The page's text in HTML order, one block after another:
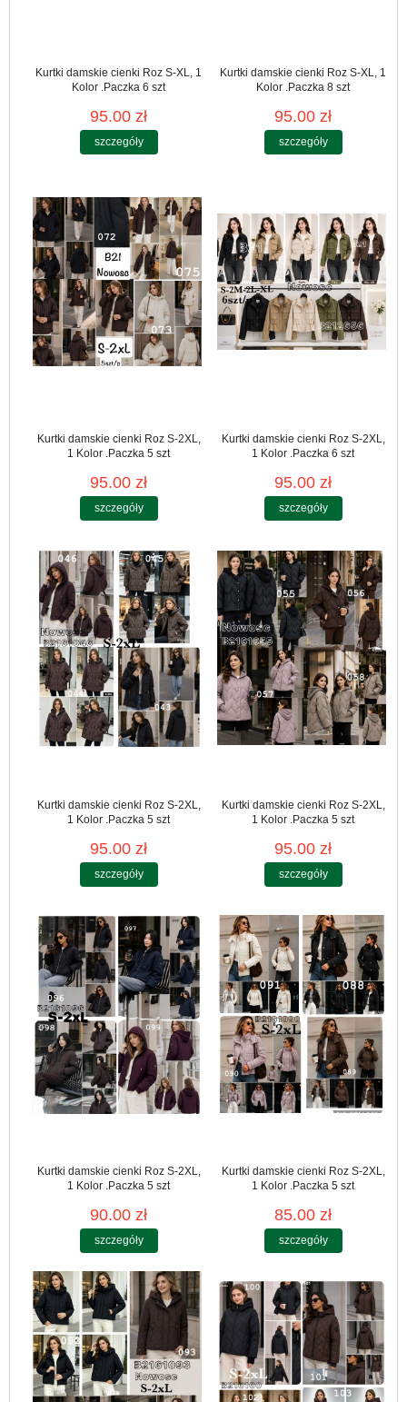
Kurtki damskie cienki Roz S-XL, 1
Kolor .Paczka 6 szt
95.00 zł
szczegóły
Kurtki damskie cienki Roz S-XL, 1
Kolor .Paczka 8 szt
95.00 zł
szczegóły
Kurtki damskie cienki Roz S-2XL,
1 Kolor .Paczka 5 szt
95.00 zł
szczegóły
Kurtki damskie cienki Roz S-2XL,
1 Kolor .Paczka 6 szt
95.00 zł
szczegóły
Kurtki damskie cienki Roz S-2XL,
1 Kolor .Paczka 5 szt
95.00 zł
szczegóły
Kurtki damskie cienki Roz S-2XL,
1 Kolor .Paczka 5 szt
95.00 zł
szczegóły
Kurtki damskie cienki Roz S-2XL,
1 Kolor .Paczka 5 szt
90.00 zł
szczegóły
Kurtki damskie cienki Roz S-2XL,
1 Kolor .Paczka 5 szt
85.00 zł
szczegóły